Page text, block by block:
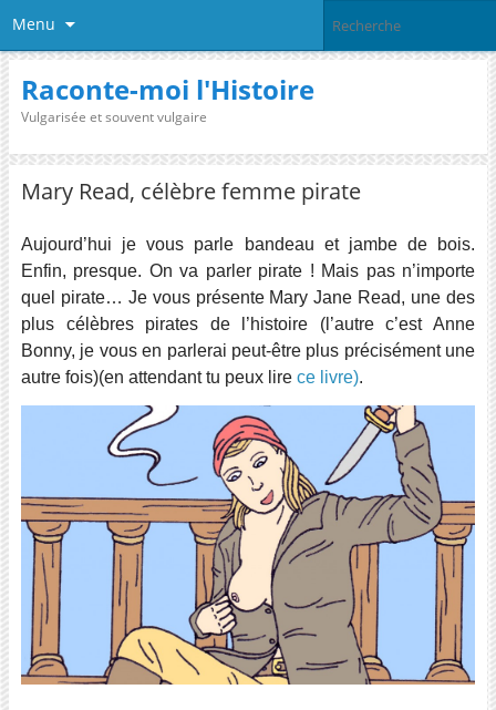
Menu
Raconte-moi l'Histoire
Vulgarisée et souvent vulgaire
Mary Read, célèbre femme pirate
Aujourd’hui je vous parle bandeau et jambe de bois.
Enfin, presque. On va parler pirate ! Mais pas n’importe
quel pirate… Je vous présente Mary Jane Read, une des
plus célèbres pirates de l’histoire (l’autre c’est Anne
Bonny, je vous en parlerai peut-être plus précisément une
autre fois)(en attendant tu peux lire ce livre).